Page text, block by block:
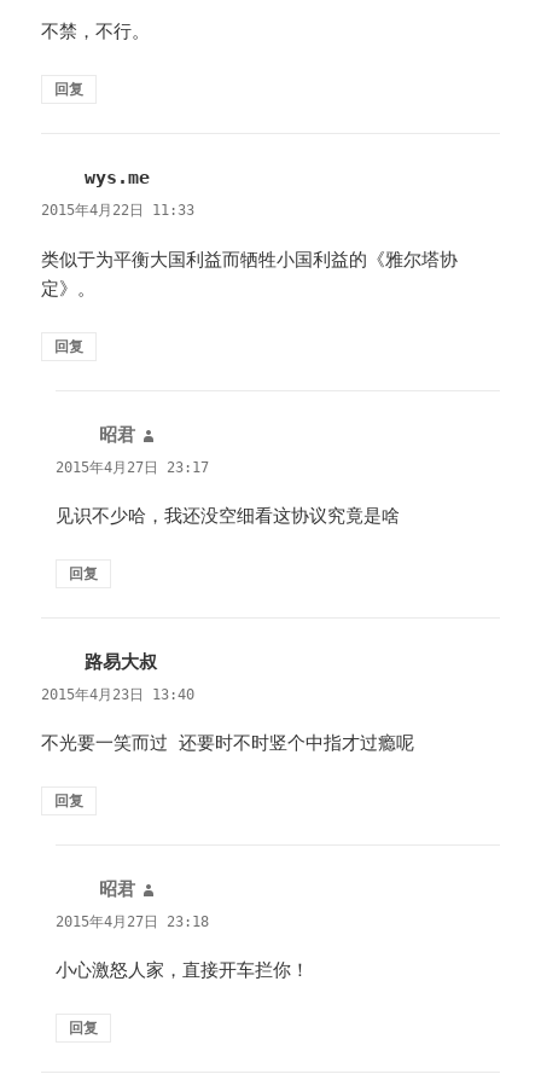
不禁，不行。
回复
wys.me
道：
2015年4月22日 11:33
类似于为平衡大国利益而牺牲小国利益的《雅尔塔协
定》。
回复
昭君
道：
2015年4月27日 23:17
见识不少哈，我还没空细看这协议究竟是啥
回复
路易大叔
道：
2015年4月23日 13:40
不光要一笑而过 还要时不时竖个中指才过瘾呢
回复
昭君
道：
2015年4月27日 23:18
小心激怒人家，直接开车拦你！
回复